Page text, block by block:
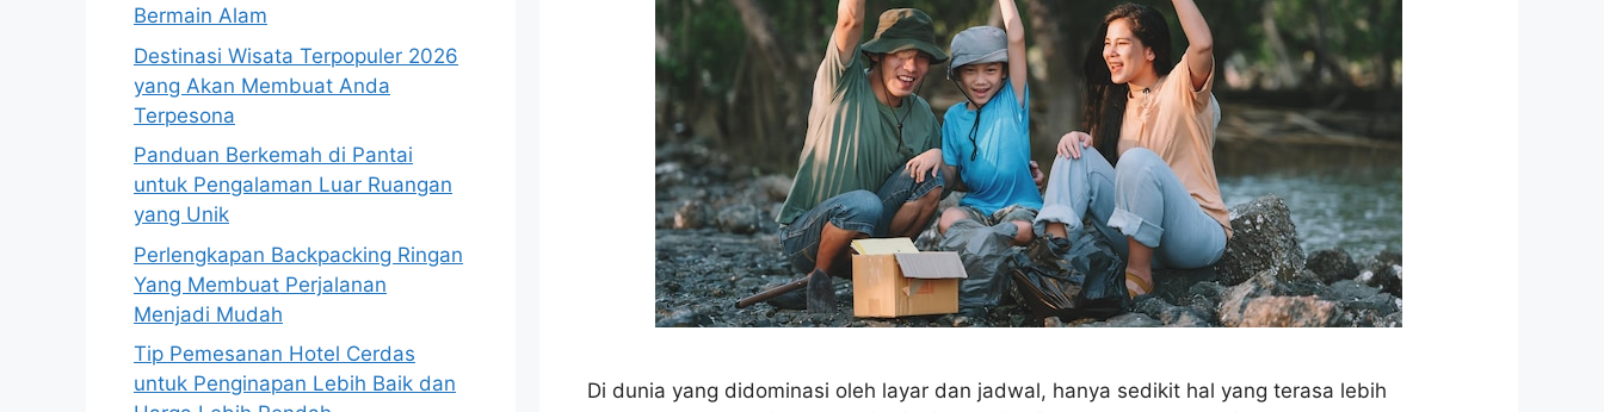
Di dunia yang didominasi oleh layar dan jadwal, hanya sedikit hal yang terasa lebih
Bermain Alam
Destinasi Wisata Terpopuler 2026
yang Akan Membuat Anda
Terpesona
Panduan Berkemah di Pantai
untuk Pengalaman Luar Ruangan
yang Unik
Perlengkapan Backpacking Ringan
Yang Membuat Perjalanan
Menjadi Mudah
Tip Pemesanan Hotel Cerdas
untuk Penginapan Lebih Baik dan